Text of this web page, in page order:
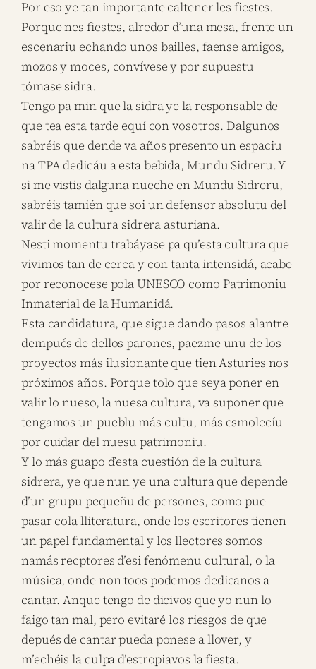
Por eso ye tan importante caltener les fiestes.
Porque nes fiestes, alredor d’una mesa, frente un
escenariu echando unos bailles, faense amigos,
mozos y moces, convívese y por supuestu
tómase sidra.
Tengo pa min que la sidra ye la responsable de
que tea esta tarde equí con vosotros. Dalgunos
sabréis que dende va años presento un espaciu
na TPA dedicáu a esta bebida, Mundu Sidreru. Y
si me vistis dalguna nueche en Mundu Sidreru,
sabréis tamién que soi un defensor absolutu del
valir de la cultura sidrera asturiana.
Nesti momentu trabáyase pa qu’esta cultura que
vivimos tan de cerca y con tanta intensidá, acabe
por reconocese pola UNESCO como Patrimoniu
Inmaterial de la Humanidá.
Esta candidatura, que sigue dando pasos alantre
dempués de dellos parones, paezme unu de los
proyectos más ilusionante que tien Asturies nos
próximos años. Porque tolo que seya poner en
valir lo nueso, la nuesa cultura, va suponer que
tengamos un pueblu más cultu, más esmolecíu
por cuidar del nuesu patrimoniu.
Y lo más guapo d’esta cuestión de la cultura
sidrera, ye que nun ye una cultura que depende
d’un grupu pequeñu de persones, como pue
pasar cola lliteratura, onde los escritores tienen
un papel fundamental y los llectores somos
namás recptores d’esi fenómenu cultural, o la
música, onde non toos podemos dedicanos a
cantar. Anque tengo de dicivos que yo nun lo
faigo tan mal, pero evitaré los riesgos de que
depués de cantar pueda ponese a llover, y
m’echéis la culpa d’estropiavos la fiesta.